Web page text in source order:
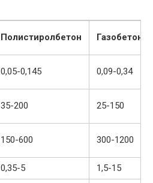
Полистиролбетон Газобетон
0,05-0,145 0,09-0,34
35-200 25-150
150-600 300-1200
0,35-5
1,5-15